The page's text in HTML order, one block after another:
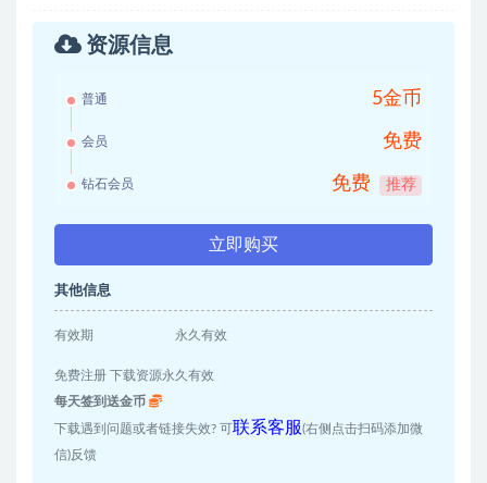
资源信息
普通 5金币
会员 免费
钻石会员 免费 推荐
立即购买
其他信息
有效期 永久有效
免费注册 下载资源永久有效
每天签到送金币
下载遇到问题或者链接失效? 可联系客服(右侧点击扫码添加微
信)反馈